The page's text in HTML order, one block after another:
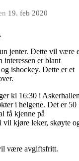
19. feb 2020
jenter. Dette vil være
interessen er blant
ishockey. Dette er et
kl 16:30 i
i helgene. Det er 50
få kjenne på
vil kjøre leker, skøyte
være avgiftsfritt.